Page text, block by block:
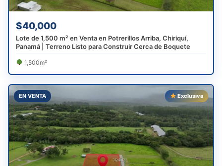
$40,000
Lote de 1,500 m² en Venta en Potrerillos Arriba, Chiriquí,
Panamá | Terreno Listo para Construir Cerca de Boquete
1,500m²
EN VENTA Exclusiva